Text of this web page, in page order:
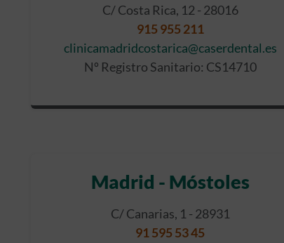
C/ Costa Rica, 12 - 28016
915 955 211
clinicamadridcostarica@caserdental.es
Nº Registro Sanitario: CS14710
Madrid - Móstoles
C/ Canarias, 1 - 28931
91 595 53 45